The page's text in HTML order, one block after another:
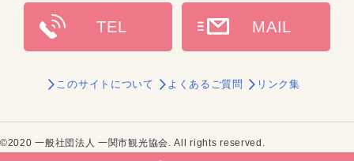
このサイトについて よくあるご質問 リンク集
©2020 一般社団法人 一関市観光協会. All rights reserved.